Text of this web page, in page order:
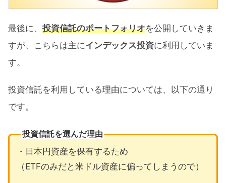
最後に、 投資信託のポートフォリオを公開していきま
すが、こちらは主にインデックス投資に利用していま
す。
投資信託を利用している理由については、以下の通り
です。
投資信託を選んだ理由
・日本円資産を保有するため
（ETFのみだと米ドル資産に偏ってしまうので）